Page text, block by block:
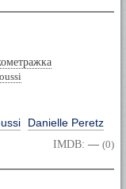
Danielle Peretz
IMDB: — (0)